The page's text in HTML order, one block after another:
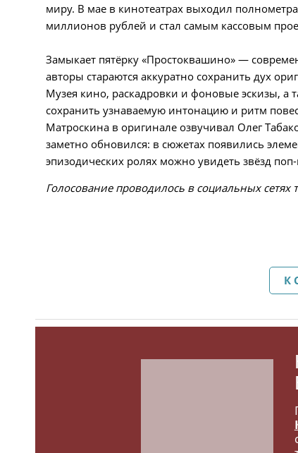
миру. В мае в кинотеатрах выходил
миллионов рублей и стал самым кассовым
Замыкает пятёрку «Простоквашино» —
авторы стараются аккуратно сохранить дух
Музея кино, раскадровки и фоновые эскизы, а
сохранить узнаваемую интонацию и ритм
Матроскина в оригинале озвучивал Олег
заметно обновился: в сюжетах появились
эпизодических ролях можно увидеть звёзд
Голосование проводилось в социальных сетях
К